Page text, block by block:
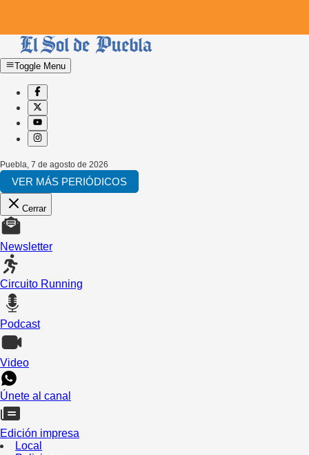
Toggle Menu
Puebla 7 de agosto de 2026
VER MÁS PERIÓDICOS
Cerrar
Newsletter
Circuito Running
Podcast
Video
Únete al canal
Edición impresa
Local